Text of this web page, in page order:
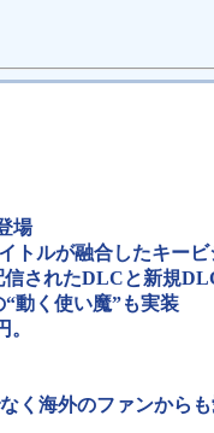
場
トルが融合したキー
されたDLCと新規
動く使い魔”も実装
く海外のファンから